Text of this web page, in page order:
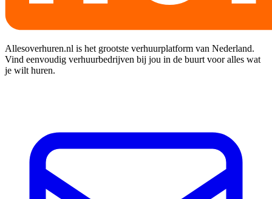
Allesoverhuren.nl is het grootste verhuurplatform van Nederland.
Vind eenvoudig verhuurbedrijven bij jou in de buurt voor alles wat
je wilt huren.